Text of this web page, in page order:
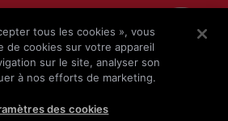
AG
tous les cookies », vous
de cookies sur votre appareil
sur le site, analyser son
à nos efforts de marketing.
des cookies